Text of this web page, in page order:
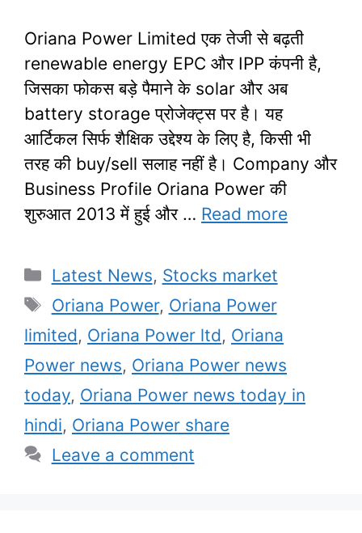
Oriana Power Limited एक तेजी से बढ़ती
renewable energy EPC और IPP कंपनी है,
जिसका फोकस बड़े पैमाने के solar और अब
battery storage प्रोजेक्ट्स पर है। यह
आर्टिकल सिर्फ शैक्षिक उद्देश्य के लिए है, किसी भी
तरह की buy/sell सलाह नहीं है।​ Company और
Business Profile Oriana Power की
शुरुआत 2013 में हुई और … Read more
Categories
Latest News, Stocks market
Tags
Oriana Power, Oriana Power
limited, Oriana Power ltd, Oriana
Power news, Oriana Power news
today, Oriana Power news today in
hindi, Oriana Power share
Leave a comment